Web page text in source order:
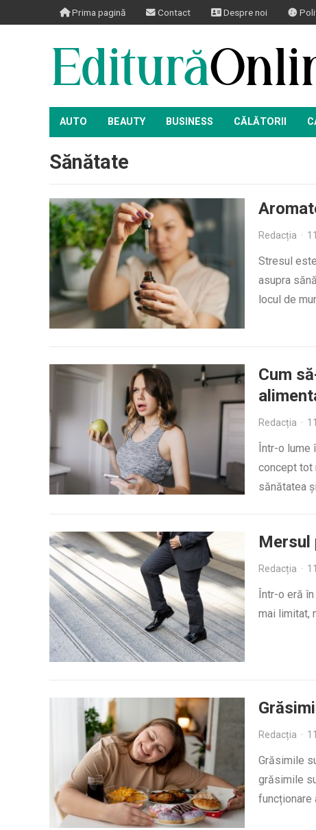
Prima pagină Contact Despre noi
AUTO BEAUTY BUSINESS CĂLĂTORII
Sănătate
Redacția ·
Stresul
asupra
locul de
Cum
Redacția ·
Într-o lume
concept tot
sănătatea
Mersul
Redacția ·
Într-o eră
mai limitat,
Redacția ·
Grăsimile
grăsimile
funcționare